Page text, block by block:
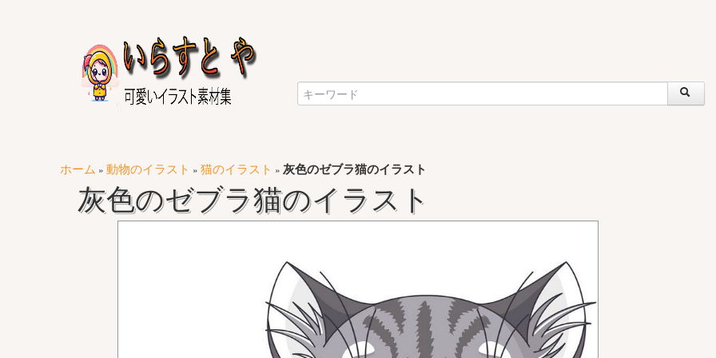
ホーム » 動物のイラスト » 猫のイラスト » 灰色のゼブラ猫のイラスト
灰色のゼブラ猫のイラスト